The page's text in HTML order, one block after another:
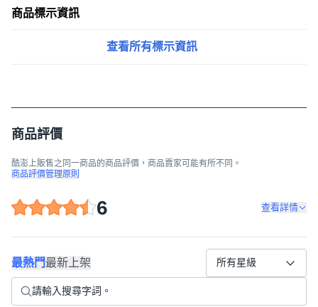
商品標示資訊
查看所有標示資訊
商品評價
酷澎上販售之同一商品的商品評價，商品賣家可能有所不同。
商品評價管理原則
6 查看詳情
最熱門最新上架 所有星級